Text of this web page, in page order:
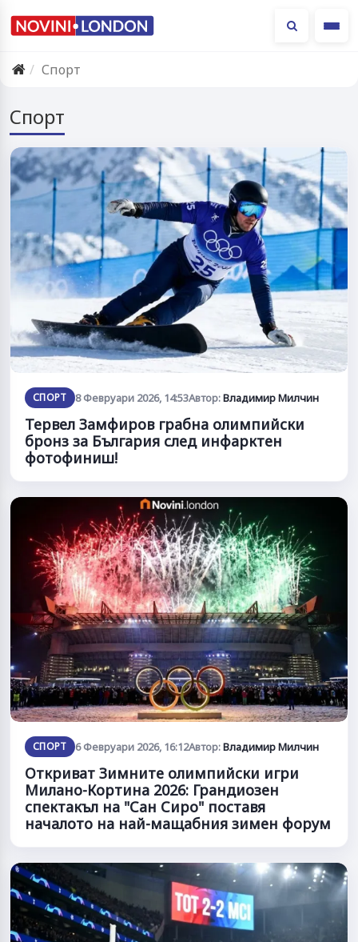
Спорт
Спорт
СПОРТ 8 Февруари 2026, 14:53Автор:Владимир Милчин
Тервел Замфиров грабна олимпийски
бронз за България след инфарктен
фотофиниш!
СПОРТ 6 Февруари 2026, 16:12Автор:Владимир Милчин
Откриват Зимните олимпийски игри
Милано-Кортина 2026: Грандиозен
спектакъл на "Сан Сиро" поставя
началото на най-мащабния зимен форум